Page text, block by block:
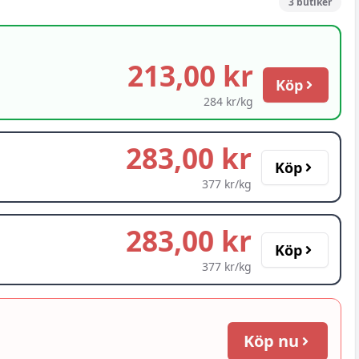
213,00 kr
284 kr/kg
Köp
283,00 kr
377 kr/kg
Köp
283,00 kr
377 kr/kg
Köp
Köp nu